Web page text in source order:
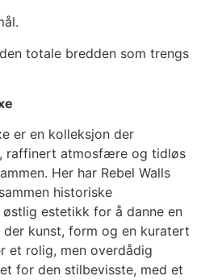
totale bredden som trengs
er en kolleksjon der
raffinert atmosfære og tidløs
Her har Rebel Walls
historiske
estetikk for å danne en
der kunst, form og en kuratert
et rolig, men overdådig
for den stilbevisste, med et